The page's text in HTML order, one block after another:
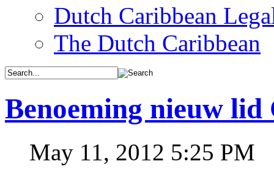
Dutch Caribbean
The Dutch Caribbean
Benoeming nieuw lid
May 11, 2012 5:25 PM